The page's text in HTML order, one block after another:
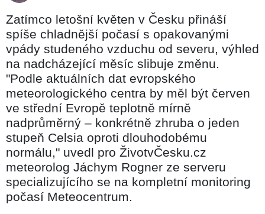
Zatímco letošní květen v Česku přináší
spíše chladnější počasí s opakovanými
vpády studeného vzduchu od severu, výhled
na nadcházející měsíc slibuje změnu.
"Podle aktuálních dat evropského
meteorologického centra by měl být červen
ve střední Evropě teplotně mírně
nadprůměrný –⁠⁠⁠⁠⁠⁠ konkrétně zhruba o jeden
stupeň Celsia oproti dlouhodobému
normálu," uvedl pro ŽivotvČesku.cz
meteorolog Jáchym Rogner ze serveru
specializujícího se na kompletní monitoring
počasí Meteocentrum.